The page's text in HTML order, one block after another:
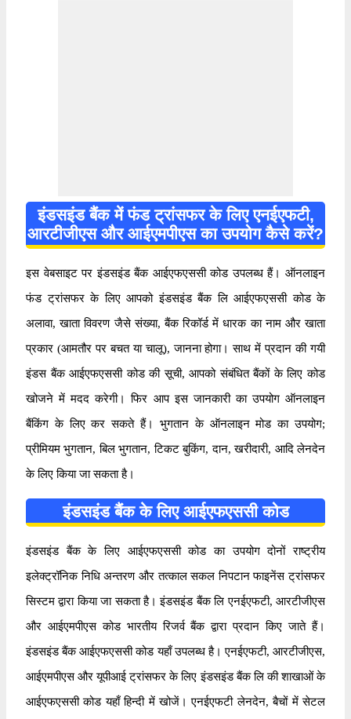
इंडसइंड बैंक में फंड ट्रांसफर के लिए एनईएफटी,
आरटीजीएस और आईएमपीएस का उपयोग कैसे करें?
इस वेबसाइट पर इंडसइंड बैंक आईएफएससी कोड उपलब्ध हैं। ऑनलाइन
फंड ट्रांसफर के लिए आपको इंडसइंड बैंक लि आईएफएससी कोड के
अलावा, खाता विवरण जैसे संख्या, बैंक रिकॉर्ड में धारक का नाम और खाता
प्रकार (आमतौर पर बचत या चालू), जानना होगा। साथ में प्रदान की गयी
इंडस बैंक आईएफएससी कोड की सूची, आपको संबंधित बैंकों के लिए कोड
खोजने में मदद करेगी। फिर आप इस जानकारी का उपयोग ऑनलाइन
बैंकिंग के लिए कर सकते हैं। भुगतान के ऑनलाइन मोड का उपयोग;
प्रीमियम भुगतान, बिल भुगतान, टिकट बुकिंग, दान, खरीदारी, आदि लेनदेन
के लिए किया जा सकता है।
इंडसइंड बैंक के लिए आईएफएससी कोड
इंडसइंड बैंक के लिए आईएफएससी कोड का उपयोग दोनों राष्ट्रीय
इलेक्ट्रॉनिक निधि अन्तरण और तत्काल सकल निपटान फाइनेंस ट्रांसफर
सिस्टम द्वारा किया जा सकता है। इंडसइंड बैंक लि एनईएफटी, आरटीजीएस
और आईएमपीएस कोड भारतीय रिजर्व बैंक द्वारा प्रदान किए जाते हैं।
इंडसइंड बैंक आईएफएससी कोड यहाँ उपलब्ध है। एनईएफटी, आरटीजीएस,
आईएमपीएस और यूपीआई ट्रांसफर के लिए इंडसइंड बैंक लि की शाखाओं के
आईएफएससी कोड यहाँ हिन्दी में खोजें। एनईएफटी लेनदेन, बैचों में सेटल